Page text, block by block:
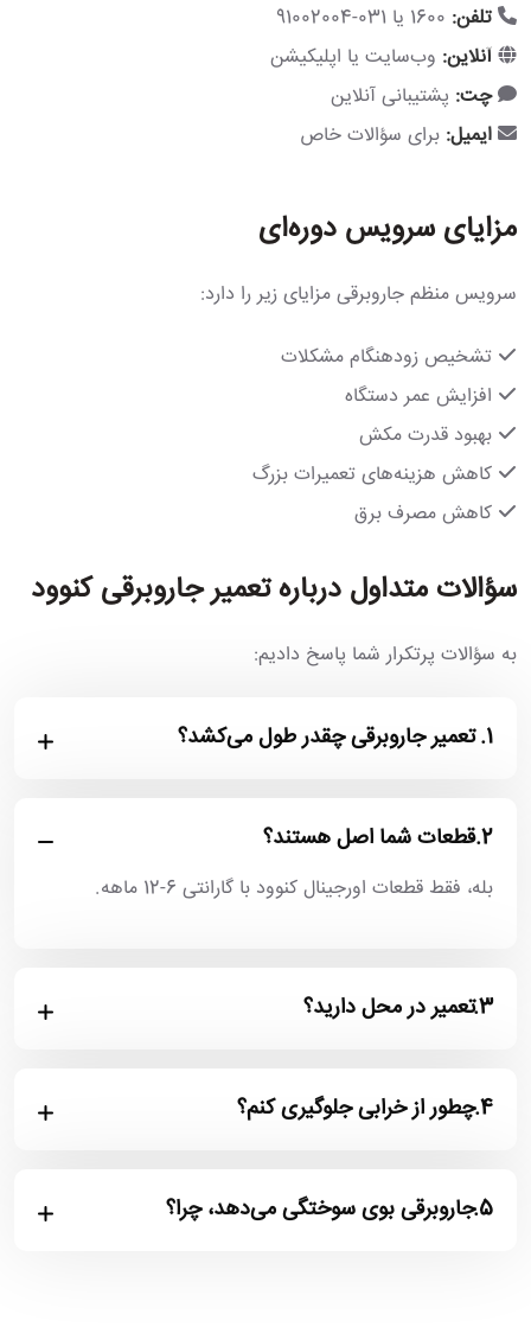
تلفن:
آنلاین: وب‌سایت یا اپلیکیشن
چت: پشتیبانی آنلاین
ایمیل: برای سؤالات خاص
مزایای سرویس دوره‌ای
سرویس منظم جاروبرقی مزایای زیر را دارد:
تشخیص زودهنگام مشکلات
افزایش عمر دستگاه
بهبود قدرت مکش
کاهش هزینه‌های تعمیرات بزرگ
کاهش مصرف برق
سؤالات متداول درباره تعمیر جاروبرقی کنوود
به سؤالات پرتکرار شما پاسخ دادیم:
1. تعمیر جاروبرقی چقدر طول می‌کشد؟
2.قطعات شما اصل هستند؟
بله، فقط قطعات اورجینال کنوود با گارانتی 6-12 ماهه.
3.تعمیر در محل دارید؟
4.چطور از خرابی جلوگیری کنم؟
5.جاروبرقی بوی سوختگی می‌دهد، چرا؟